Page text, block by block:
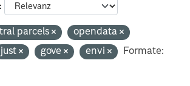
parcels
opendata
just gove envi
Formate: